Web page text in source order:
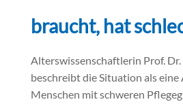
braucht, hat
Alterswissenschaftlerin Prof. Dr.
beschreibt die Situation als eine
Menschen mit schweren